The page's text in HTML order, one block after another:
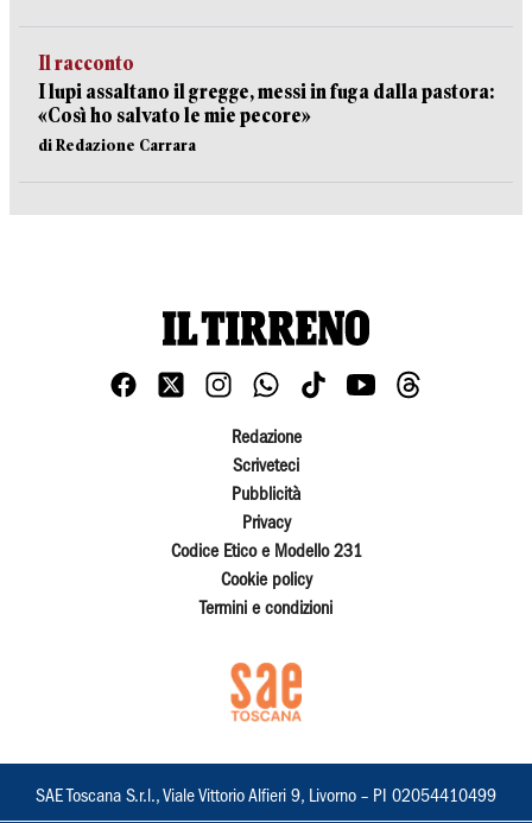
Il racconto
I lupi assaltano il gregge, messi in fuga dalla pastora:
«Così ho salvato le mie pecore»
di Redazione Carrara
Redazione
Scriveteci
Pubblicità
Privacy
Codice Etico e Modello 231
Cookie policy
Termini e condizioni
SAE Toscana S.r.l., Viale Vittorio Alfieri 9, Livorno – PI 02054410499